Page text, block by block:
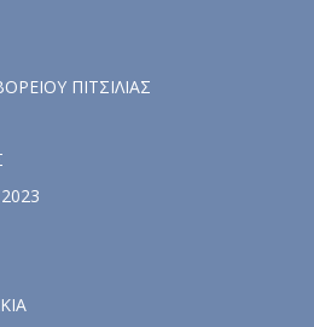
ΠΙΤΣΙΛΙΑΣ